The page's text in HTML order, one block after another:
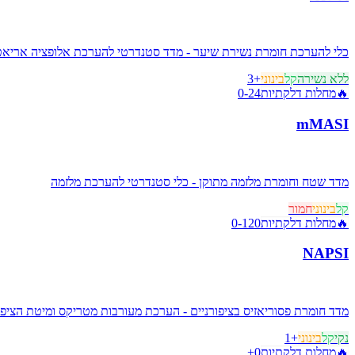
כלי להערכת חומרת נשירת שיער - מדד סטנדרטי להערכת אלופציה
ללא נשירהקלבינוני+
3
🔥מחלות דלקתיות0-24
mMASI
מדד שטח וחומרת מלזמה מתוקן - כלי סטנדרטי להערכת מלזמה
קלבינוניחמור
🔥מחלות דלקתיות0-120
NAPSI
מדד חומרת פסוריאזיס בציפורניים - הערכת מעורבות מטריקס ומיטת
נקיקלבינוני+
1